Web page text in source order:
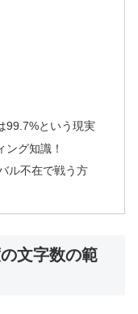
99.7%という現実
グ知識！
ル不在で戦う方
文字数の範